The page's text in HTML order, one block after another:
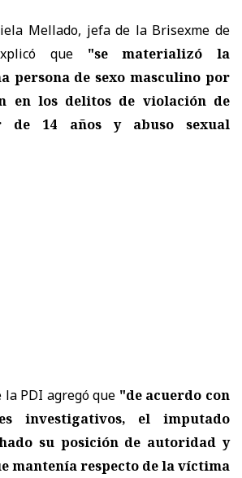
Mellado, jefa de la Brisexme de
que "se materializó la
persona de sexo masculino por
en los delitos de violación de
de 14 años y abuso sexual
PDI agregó que "de acuerdo con
investigativos, el imputado
su posición de autoridad y
mantenía respecto de la víctima